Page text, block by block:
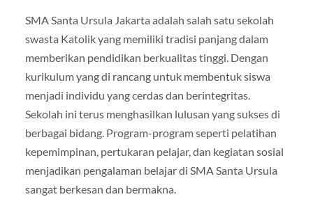
SMA Santa Ursula Jakarta adalah salah satu sekolah
swasta Katolik yang memiliki tradisi panjang dalam
memberikan pendidikan berkualitas tinggi. Dengan
kurikulum yang di rancang untuk membentuk siswa
menjadi individu yang cerdas dan berintegritas.
Sekolah ini terus menghasilkan lulusan yang sukses di
berbagai bidang. Program-program seperti pelatihan
kepemimpinan, pertukaran pelajar, dan kegiatan sosial
menjadikan pengalaman belajar di SMA Santa Ursula
sangat berkesan dan bermakna.